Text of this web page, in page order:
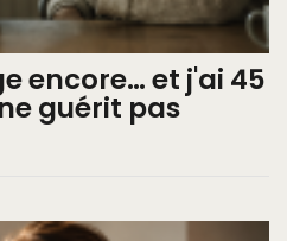
encore… et j'ai 45
guérit pas